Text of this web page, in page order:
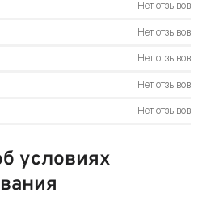
Нет отзывов
Нет отзывов
Нет отзывов
Нет отзывов
Нет отзывов
условиях